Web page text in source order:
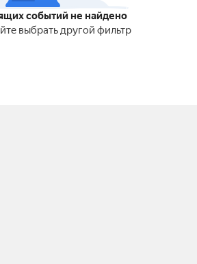
событий не найдено
выбрать другой фильтр